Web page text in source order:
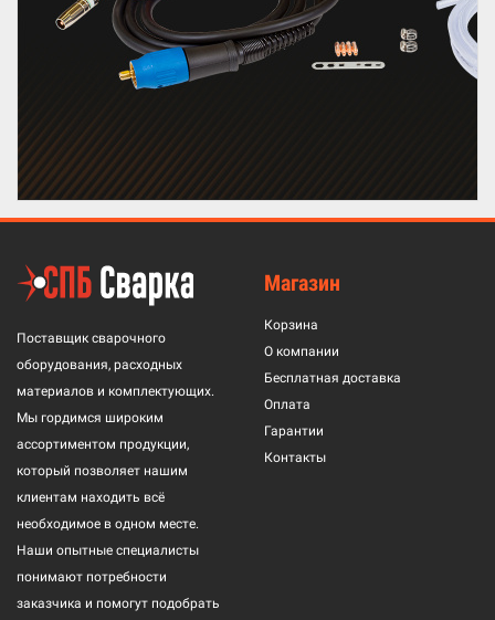
Поставщик сварочного
оборудования, расходных
материалов и комплектующих.
Мы гордимся широким
ассортиментом продукции,
который позволяет нашим
клиентам находить всё
необходимое в одном месте.
Наши опытные специалисты
понимают потребности
заказчика и помогут подобрать
Магазин
Корзина
О компании
Бесплатная доставка
Оплата
Гарантии
Контакты